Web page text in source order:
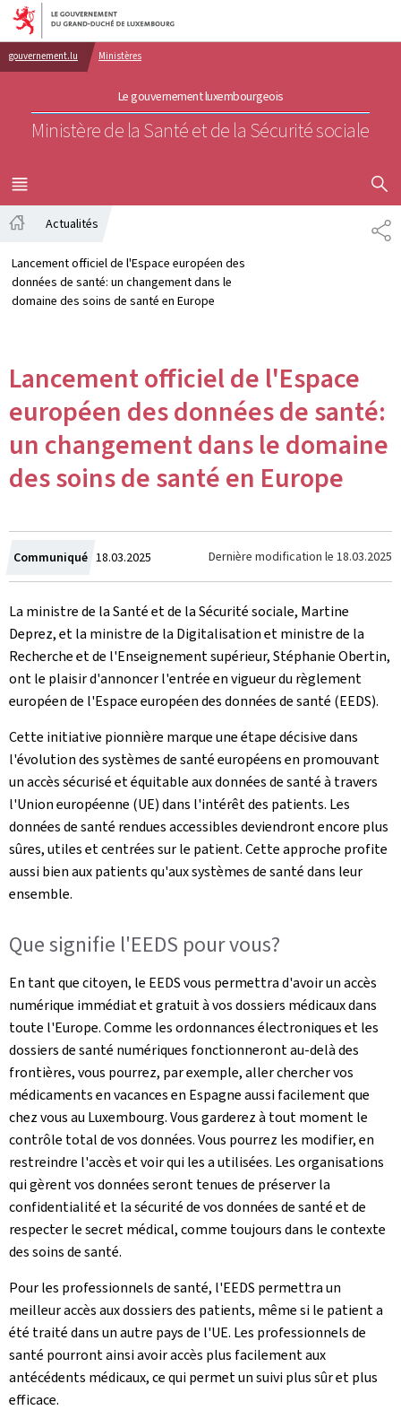
Aller au menu principal
Aller au contenu
gouvernement.lu Ministères
Le gouvernement luxembourgeois
Ministère de la Santé et de la Sécurité sociale
MENU
PRINCIPAL
Actualités
Lancement officiel de l'Espace européen des
données de santé: un changement dans le
domaine des soins de santé en Europe
Lancement officiel de l'Espace
européen des données de santé:
un changement dans le domaine
des soins de santé en Europe
Communiqué Crée
le
18.03.2025 Dernière modification le 18.03.2025
La ministre de la Santé et de la Sécurité sociale, Martine
Deprez, et la ministre de la Digitalisation et ministre de la
Recherche et de l'Enseignement supérieur, Stéphanie Obertin,
ont le plaisir d'annoncer l'entrée en vigueur du règlement
européen de l'Espace européen des données de santé (EEDS).
Cette initiative pionnière marque une étape décisive dans
l'évolution des systèmes de santé européens en promouvant
un accès sécurisé et équitable aux données de santé à travers
l'Union européenne (UE) dans l'intérêt des patients. Les
données de santé rendues accessibles deviendront encore plus
sûres, utiles et centrées sur le patient. Cette approche profite
aussi bien aux patients qu'aux systèmes de santé dans leur
ensemble.
Que signifie l'EEDS pour vous?
En tant que citoyen, le EEDS vous permettra d'avoir un accès
numérique immédiat et gratuit à vos dossiers médicaux dans
toute l'Europe. Comme les ordonnances électroniques et les
dossiers de santé numériques fonctionneront au-delà des
frontières, vous pourrez, par exemple, aller chercher vos
médicaments en vacances en Espagne aussi facilement que
chez vous au Luxembourg. Vous garderez à tout moment le
contrôle total de vos données. Vous pourrez les modifier, en
restreindre l'accès et voir qui les a utilisées. Les organisations
qui gèrent vos données seront tenues de préserver la
confidentialité et la sécurité de vos données de santé et de
respecter le secret médical, comme toujours dans le contexte
des soins de santé.
Pour les professionnels de santé, l'EEDS permettra un
meilleur accès aux dossiers des patients, même si le patient a
été traité dans un autre pays de l'UE. Les professionnels de
santé pourront ainsi avoir accès plus facilement aux
antécédents médicaux, ce qui permet un suivi plus sûr et plus
efficace.